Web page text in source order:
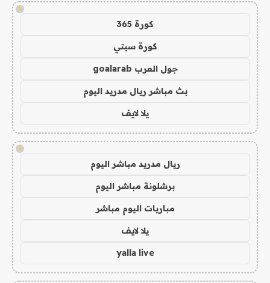
!
كورة 365
كورة سيتي
جول العرب goalarab
بث مباشر ريال مدريد اليوم
يلا لايف
!
ريال مدريد مباشر اليوم
برشلونة مباشر اليوم
مباريات اليوم مباشر
يلا لايف
yalla live